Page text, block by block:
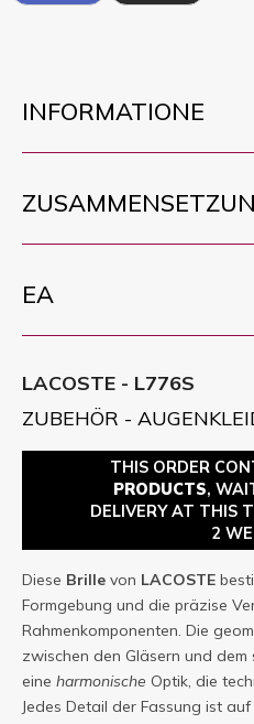
INFORMATIONE
ZUSAMMENSETZUN
EA
LACOSTE - L776S
ZUBEHÖR -
THIS ORDER
PRODUCTS,
DELIVERY AT THIS
2
Diese Brille von LACOSTE
Formgebung und die präzise
Rahmenkomponenten. Die
zwischen den Gläsern und
eine harmonische Optik, die
Jedes Detail der Fassung ist